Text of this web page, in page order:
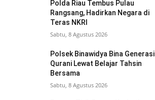
Polda Riau Tembus Pulau
Rangsang, Hadirkan Negara di
Teras NKRI
Sabtu, 8 Agustus 2026
Polsek Binawidya Bina Generasi
Qurani Lewat Belajar Tahsin
Bersama
Sabtu, 8 Agustus 2026